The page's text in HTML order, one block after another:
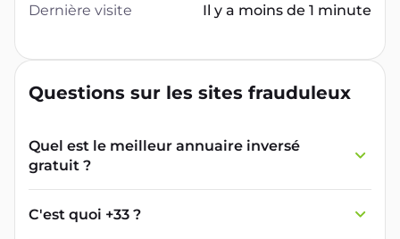
Dernière visite Il y a moins de 1 minute
Questions sur les sites frauduleux
Quel est le meilleur annuaire inversé
gratuit ?
France Verif inclut une fonctionnalité de
recherche de numéro inversée qui est efficace
et gratuite pour identifier les appelants
C'est quoi +33 ?
L'indicatif +33 est le code téléphonique